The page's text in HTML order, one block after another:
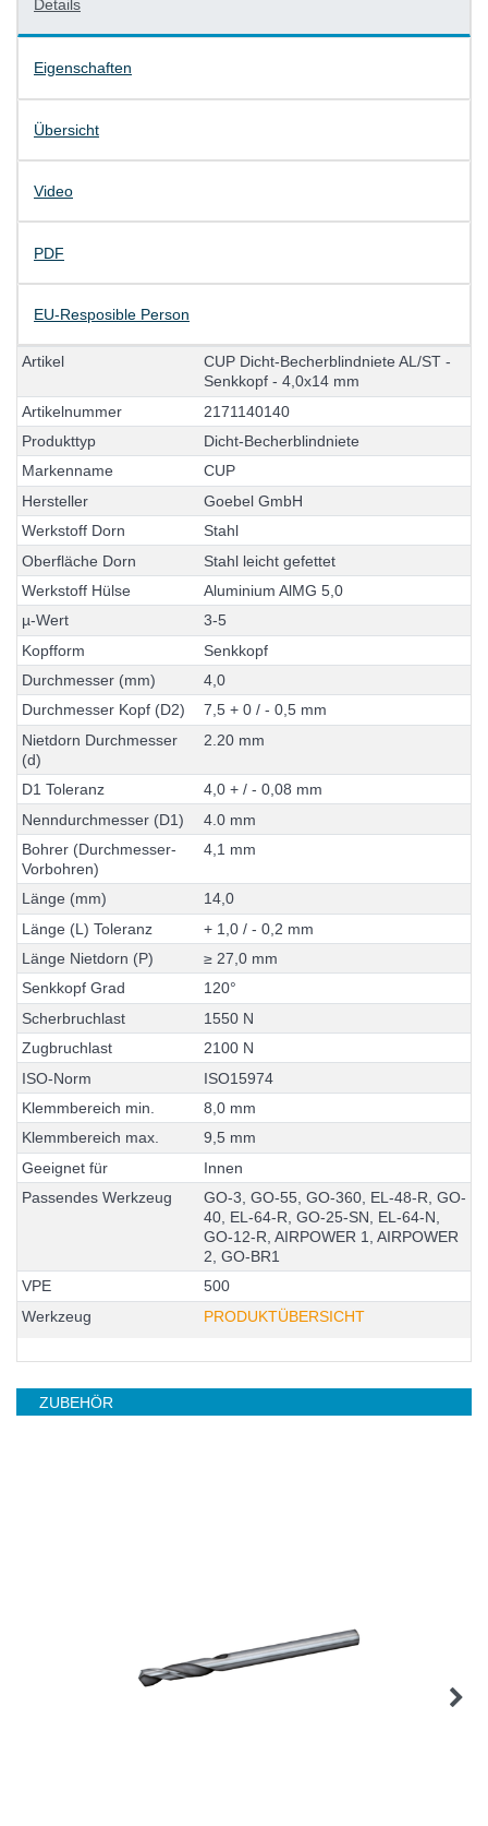
Details
Eigenschaften
Übersicht
Video
PDF
EU-Resposible Person
Artikel CUP Dicht-Becherblindniete AL/ST -
Senkkopf - 4,0x14 mm
Artikelnummer 2171140140
Produkttyp Dicht-Becherblindniete
Markenname CUP
Hersteller Goebel GmbH
Werkstoff Dorn Stahl
Oberfläche Dorn Stahl leicht gefettet
Werkstoff Hülse Aluminium AlMG 5, 0
µ-Wert 3-5
Kopfform Senkkopf
Durchmesser (mm) 4, 0
Durchmesser Kopf (D2) 7,5 + 0 / - 0,5 mm
Nietdorn Durchmesser
(d)
2 20 mm
D1 Toleranz 4, 0 + / - 0, 08 mm
Nenndurchmesser (D1) 4. 0 mm
Bohrer (Durchmesser-
Vorbohren)
4, 1 mm
Länge (mm) 14,0
Länge (L) Toleranz + 1 0 / - 0, 2 mm
Länge Nietdorn (P) ≥ 27 0 mm
Senkkopf Grad 120°
Scherbruchlast 1550 N
Zugbruchlast 2100 N
ISO-Norm ISO15974
Klemmbereich min 8 0 mm
Klemmbereich max. 9,5 mm
Geeignet für Innen
Passendes Werkzeug GO-3 GO-55, GO-360, EL -48-R GO-
40, EL -64-R GO-25-SN EL -64-N
GO-1 2-R AIRPOWER 1 AIRPOWER
2 GO-BR1
VPE 500
Werkzeug
PRODUKTÜBERSICHT
ZUBEHÖR